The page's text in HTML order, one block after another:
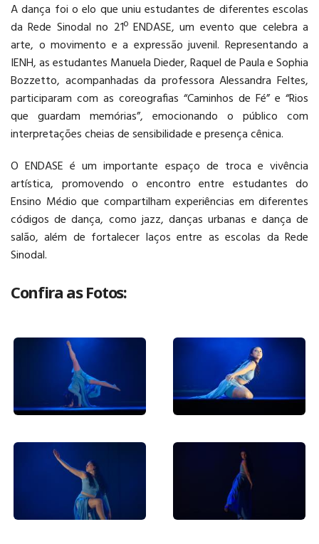
EDUCAÇÃO
BILÍNGUE
AGENDAR VISITA
A dança foi o elo que uniu estudantes de diferentes escolas
da Rede Sinodal no 21º ENDASE, um evento que celebra a
arte, o movimento e a expressão juvenil. Representando a
IENH, as estudantes Manuela Dieder, Raquel de Paula e Sophia
Bozzetto, acompanhadas da professora Alessandra Feltes,
participaram com as coreografias “Caminhos de Fé” e “Rios
que guardam memórias”, emocionando o público com
interpretações cheias de sensibilidade e presença cênica.
O ENDASE é um importante espaço de troca e vivência
artística, promovendo o encontro entre estudantes do
Ensino Médio que compartilham experiências em diferentes
códigos de dança, como jazz, danças urbanas e dança de
salão, além de fortalecer laços entre as escolas da Rede
Sinodal.
Confira as Fotos: